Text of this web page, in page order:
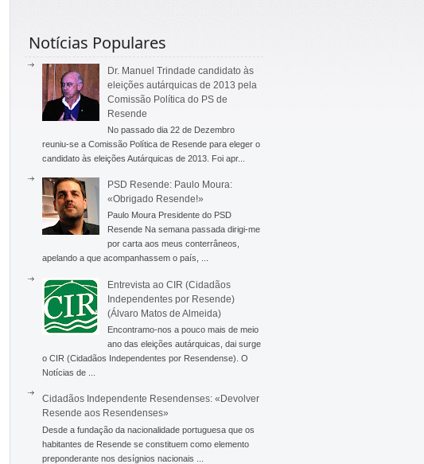
Notícias Populares
Dr. Manuel Trindade candidato às
eleições autárquicas de 2013 pela
Comissão Política do PS de
Resende
No passado dia 22 de Dezembro
reuniu-se a Comissão Política de Resende para eleger o
candidato às eleições Autárquicas de 2013. Foi apr...
PSD Resende: Paulo Moura:
«Obrigado Resende!»
Paulo Moura Presidente do PSD
Resende Na semana passada dirigi-me
por carta aos meus conterrâneos,
apelando a que acompanhassem o país, ...
Entrevista ao CIR (Cidadãos
Independentes por Resende)
(Álvaro Matos de Almeida)
Encontramo-nos a pouco mais de meio
ano das eleições autárquicas, dai surge
o CIR (Cidadãos Independentes por Resendense). O
Notícias de ...
Cidadãos Independente Resendenses: «Devolver
Resende aos Resendenses»
Desde a fundação da nacionalidade portuguesa que os
habitantes de Resende se constituem como elemento
preponderante nos desígnios nacionais ...